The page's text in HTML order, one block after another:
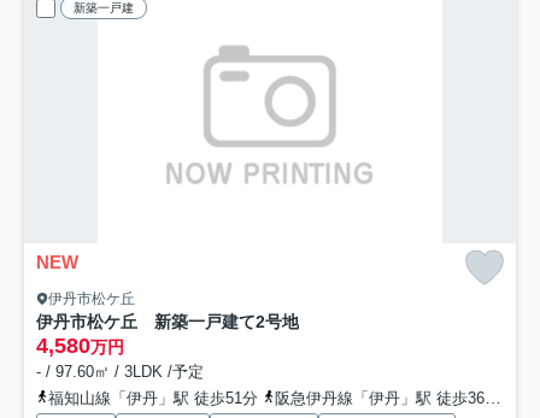
新築一戸建
NEW
伊丹市松ケ丘
伊丹市松ケ丘 新築一戸建て2号地
4,580万円
- / 97.60㎡ / 3LDK /予定
福知山線「伊丹」駅 徒歩51分
阪急伊丹線「伊丹」駅 徒歩36分